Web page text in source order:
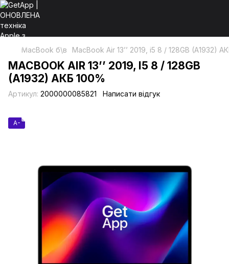
MacBook б\в MacBook Air 13’’ 2019, i5 8 / 128GB (A1932)
MACBOOK AIR 13’’ 2019, I5 8 / 128GB
(A1932) АКБ 100%
Артикул: 2000000085821 Написати відгук
A-